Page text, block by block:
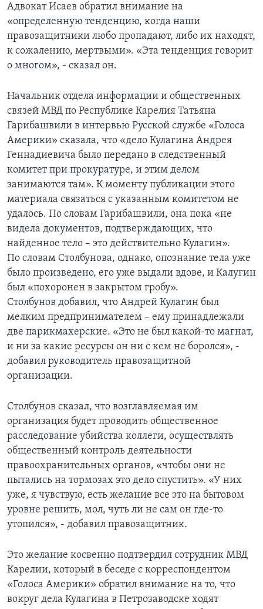
Адвокат Исаев обратил внимание на
«определенную тенденцию, когда наши
правозащитники любо пропадают, либо их находят,
к сожалению, мертвыми». «Эта тенденция говорит
о многом», - сказал он.
Начальник отдела информации и общественных
связей МВД по Республике Карелия Татьяна
Гарибашвили в интервью Русской службе «Голоса
Америки» сказала, что «дело Кулагина Андрея
Геннадиевича было передано в следственный
комитет при прокуратуре, и этим делом
занимаются там». К моменту публикации этого
материала связаться с указанным комитетом не
удалось. По словам Гарибашвили, она пока «не
видела документов, подтверждающих, что
найденное тело – это действительно Кулагин».
По словам Столбунова, однако, опознание тела уже
было произведено, его уже выдали вдове, и Калугин
был «похоронен в закрытом гробу».
Столбунов добавил, что Андрей Кулагин был
мелким предпринимателем – ему принадлежали
две парикмахерские. «Это не был какой-то магнат,
и ни за какие ресурсы он ни с кем не боролся», -
добавил руководитель правозащитной
организации.
Столбунов сказал, что возглавляемая им
организация будет проводить общественное
расследование убийства коллеги, осуществлять
общественный контроль деятельности
правоохранительных органов, «чтобы они не
пытались на тормозах это дело спустить». «У них
уже, я чувствую, есть желание все это на бытовом
уровне решить, мол, чуть ли не сам он где-то
утопился», - добавил правозащитник.
Это желание косвенно подтвердил сотрудник МВД
Карелии, который в беседе с корреспондентом
«Голоса Америки» обратил внимание на то, что
вокруг дела Кулагина в Петрозаводске ходят